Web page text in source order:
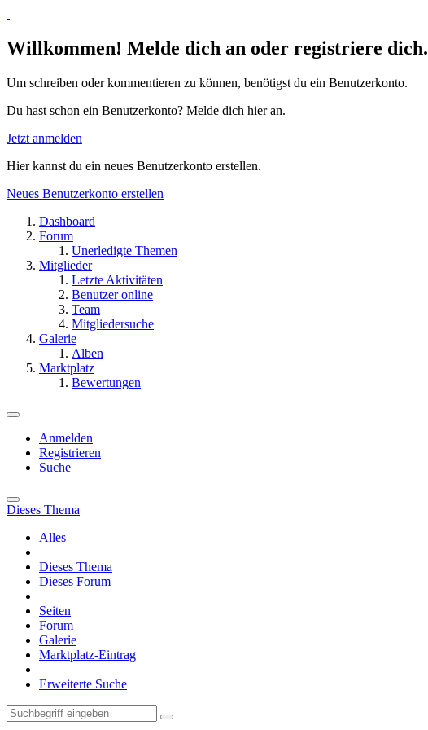
Willkommen! Melde dich an oder registriere dich.
Um schreiben oder kommentieren zu können, benötigst du ein Benutzerkonto.
Du hast schon ein Benutzerkonto? Melde dich hier an.
Jetzt anmelden
Hier kannst du ein neues Benutzerkonto erstellen.
Neues Benutzerkonto erstellen
Dashboard
Forum
Unerledigte Themen
Mitglieder
Letzte Aktivitäten
Benutzer online
Team
Mitgliedersuche
Galerie
Alben
Marktplatz
Bewertungen
Anmelden
Registrieren
Suche
Dieses Thema
Alles
Dieses Thema
Dieses Forum
Seiten
Forum
Galerie
Marktplatz-Eintrag
Erweiterte Suche